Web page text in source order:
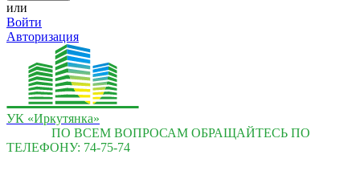
или
Войти
Авторизация
УК «Иркутянка»
ПО ВСЕМ ВОПРОСАМ ОБРАЩАЙТЕСЬ ПО
ТЕЛЕФОНУ: 74-75-74